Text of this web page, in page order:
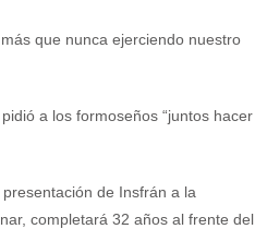
que nunca ejerciendo nuestro
a los formoseños “juntos hacer
de Insfrán a la
completará 32 años al frente del